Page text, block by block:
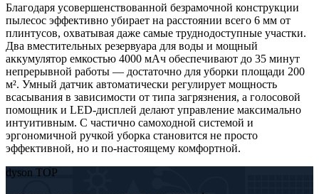
Благодаря усовершенствованной безрамочной конструкции
пылесос эффективно убирает на расстоянии всего 6 мм от
плинтусов, охватывая даже самые труднодоступные участки.
Два вместительных резервуара для воды и мощный
аккумулятор емкостью 4000 мАч обеспечивают до 35 минут
непрерывной работы — достаточно для уборки площади 200
м². Умный датчик автоматически регулирует мощность
всасывания в зависимости от типа загрязнения, а голосовой
помощник и LED-дисплей делают управление максимально
интуитивным. С частично самоходной системой и
эргономичной ручкой уборка становится не просто
эффективной, но и по-настоящему комфортной.
dyson TOP